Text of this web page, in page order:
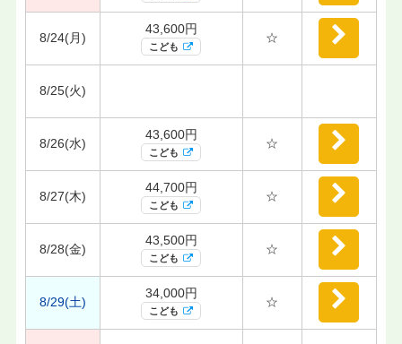
8/24(月)
43,600円
こども
☆
8/25(火)
8/26(水)
43,600円
こども
☆
8/27(木)
44,700円
こども
☆
8/28(金)
43,500円
こども
☆
8/29(土)
34,000円
こども
☆